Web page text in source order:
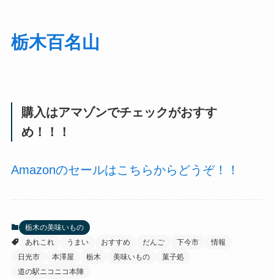
栃木百名山
購入はアマゾンでチェックがおすす
め！！！
Amazonのセールはこちらからどうぞ！！
栃木の美味いもの
あれこれ
うまい おすすめ だんご 下今市
情報
日光市
本澤屋 栃木 美味いもの
菓子処
道の駅ニコニコ本陣